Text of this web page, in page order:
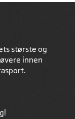
største og
innen